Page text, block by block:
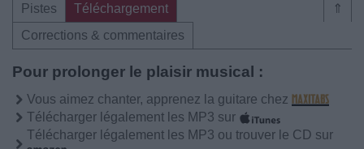
⇑
Pistes
Téléchargement
Corrections & commentaires
Pour prolonger le plaisir musical :
Vous aimez chanter, apprenez la guitare chez
Télécharger légalement les MP3 sur
Télécharger légalement les MP3 ou trouver le CD sur